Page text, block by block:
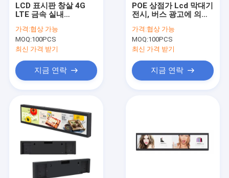
제품
우리에 대하여
공장 여행
LCD 표시판 창살 4G
LTE 금속 실내
에 의하여 기지개했습니
다
가격:협상 가능
MOQ:100PCS
최신 가격 받기
지금 연락
POE 상점가 Lcd 막대기
전시, 버스 광고에 의하
시자
가격:협상 가능
MOQ:100PCS
최신 가격 받기
지금 연락